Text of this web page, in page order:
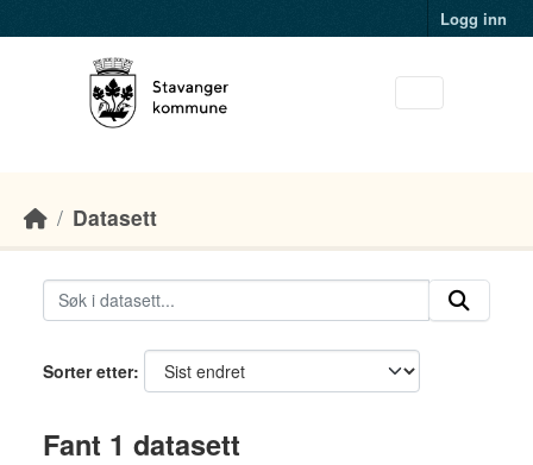
Logg inn
Datasett
Sorter etter
Fant 1 datasett